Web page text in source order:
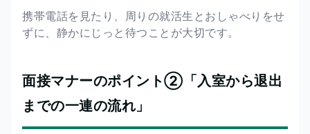
携帯電話を見たり、周りの就活生とおしゃべりをせ
ずに、静かにじっと待つことが大切です。
面接マナーのポイント②「入室から退出
までの一連の流れ」